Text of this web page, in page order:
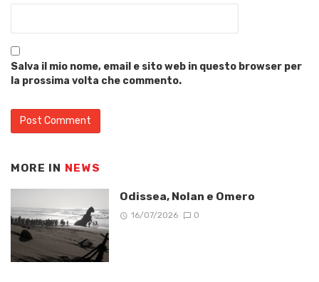
Salva il mio nome, email e sito web in questo browser per
la prossima volta che commento.
MORE IN NEWS
Odissea, Nolan e Omero
16/07/2026 0